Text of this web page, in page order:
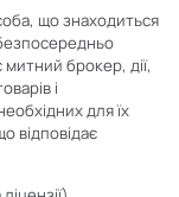
що знаходиться
брокер, дії,
і
для їх
відповідає